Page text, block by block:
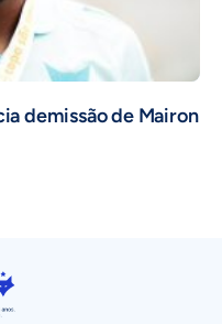
demissão de Mairon